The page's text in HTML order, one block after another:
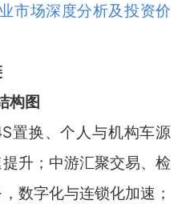
市场深度分析及投资价
构图
置换、个人与机构车源
升；中游汇聚交易、检
数字化与连锁化加速；